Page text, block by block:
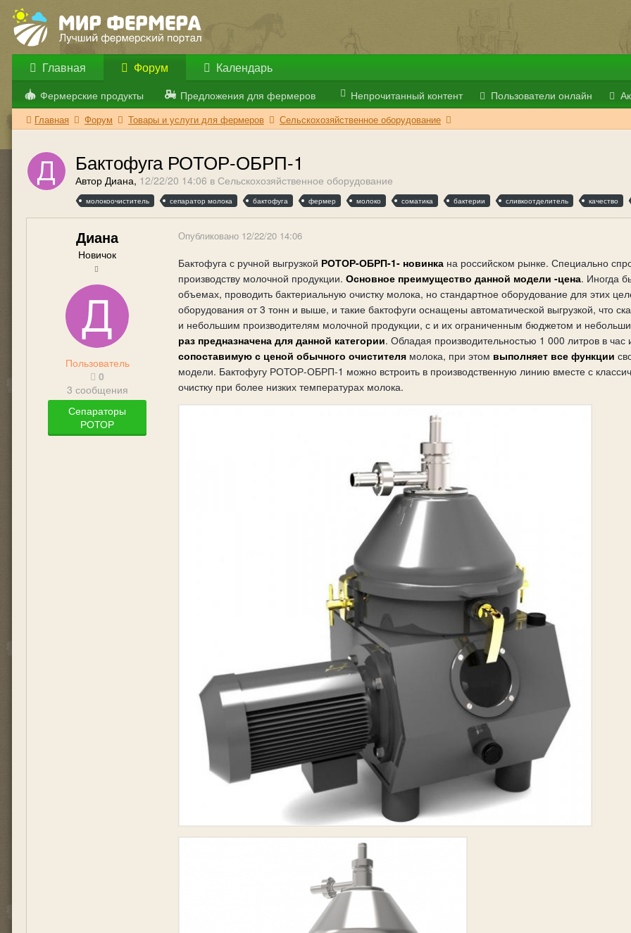
Главная Форум
Фермерские продукты Предложения для фермеров Непрочитанный контент Пользователи онлайн
Календарь
Главная Форум Товары и услуги для фермеров Сельскохозяйственное оборудование
Бактофуга РОТОР-ОБРП-1
Автор Диана, 12/22/20 14:06 в Сельскохозяйственное оборудование
молокоочиститель сепаратор молока бактофуга фермер молоко соматика бактерии сливкоотделитель качество
Диана
Новичок
Пользователь
0
3 сообщения
Сепараторы
РОТОР
Опубликовано 12/22/20 14:06
Бактофуга с ручной выгрузкой РОТОР-ОБРП-1- новинка на российском рынке. Специально
производству молочной продукции. Основное преимущество данной модели -цена. Иногда
объемах, проводить бактериальную очистку молока, но стандартное оборудование для этих
оборудования от 3 тонн и выше, и такие бактофуги оснащены автоматической выгрузкой, что
и небольшим производителям молочной продукции, с и их ограниченным бюджетом и
раз предназначена для данной категории. Обладая производительностью 1 000 литров в час
сопоставимую с ценой обычного очистителя молока, при этом выполняет все функции
модели. Бактофугу РОТОР-ОБРП-1 можно встроить в производственную линию вместе с
очистку при более низких температурах молока.